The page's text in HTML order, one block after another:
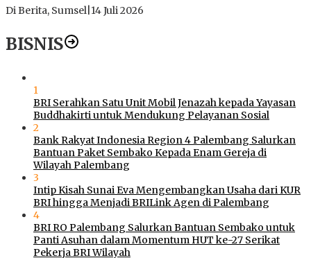
Di Berita, Sumsel 14 Juli 2026
BISNIS
1
BRI Serahkan Satu Unit Mobil Jenazah kepada Yayasan
Buddhakirti untuk Mendukung Pelayanan Sosial
2
Bank Rakyat Indonesia Region 4 Palembang Salurkan
Bantuan Paket Sembako Kepada Enam Gereja di
Wilayah Palembang
3
Intip Kisah Sunai Eva Mengembangkan Usaha dari KUR
BRI hingga Menjadi BRILink Agen di Palembang
4
BRI RO Palembang Salurkan Bantuan Sembako untuk
Panti Asuhan dalam Momentum HUT ke-27 Serikat
Pekerja BRI Wilayah